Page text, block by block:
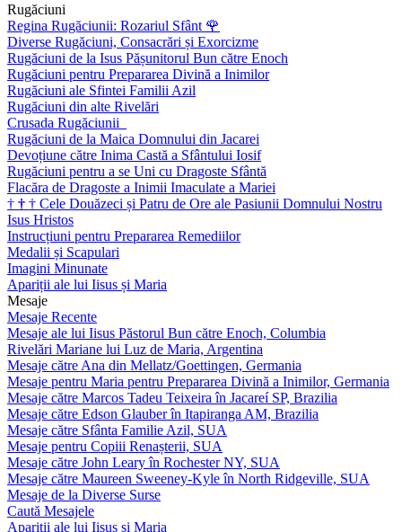
Rugăciuni
Regina Rugăciunii: Rozariul Sfânt 🌹
Diverse Rugăciuni, Consacrări și Exorcizme
Rugăciuni de la Isus Pășunitorul Bun către Enoch
Rugăciuni pentru Prepararea Divină a Inimilor
Rugăciuni ale Sfintei Familii Azil
Rugăciuni din alte Rivelări
Crusada Rugăciunii
Rugăciuni de la Maica Domnului din Jacarei
Devoțiune către Inima Castă a Sfântului Iosif
Rugăciuni pentru a se Uni cu Dragoste Sfântă
Flacăra de Dragoste a Inimii Imaculate a Mariei
† † † Cele Douăzeci și Patru de Ore ale Pasiunii Domnului Nostru
Isus Hristos
Instrucțiuni pentru Prepararea Remediilor
Medalii și Scapulari
Imagini Minunate
Apariții ale lui Iisus și Maria
Mesaje
Mesaje Recente
Mesaje ale lui Iisus Păstorul Bun către Enoch, Columbia
Rivelări Mariane lui Luz de Maria, Argentina
Mesaje către Ana din Mellatz/Goettingen, Germania
Mesaje pentru Maria pentru Prepararea Divină a Inimilor, Germania
Mesaje către Marcos Tadeu Teixeira în Jacareí SP, Brazilia
Mesaje către Edson Glauber în Itapiranga AM, Brazilia
Mesaje către Sfânta Familie Azil, SUA
Mesaje pentru Copiii Renașterii, SUA
Mesaje către John Leary în Rochester NY, SUA
Mesaje către Maureen Sweeney-Kyle în North Ridgeville, SUA
Mesaje de la Diverse Surse
Caută Mesajele
Apariții ale lui Iisus și Maria